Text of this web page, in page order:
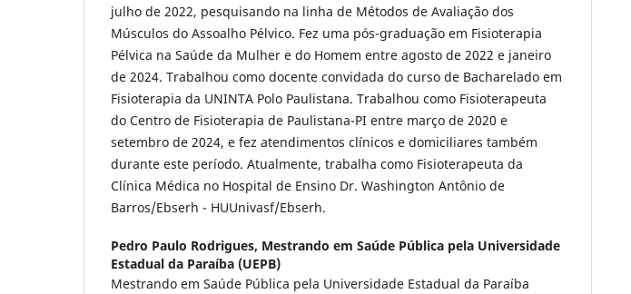
julho de 2022, pesquisando na linha de Métodos de Avaliação dos
Músculos do Assoalho Pélvico. Fez uma pós-graduação em Fisioterapia
Pélvica na Saúde da Mulher e do Homem entre agosto de 2022 e janeiro
de 2024. Trabalhou como docente convidada do curso de Bacharelado em
Fisioterapia da UNINTA Polo Paulistana. Trabalhou como Fisioterapeuta
do Centro de Fisioterapia de Paulistana-PI entre março de 2020 e
setembro de 2024, e fez atendimentos clínicos e domiciliares também
durante este período. Atualmente, trabalha como Fisioterapeuta da
Clínica Médica no Hospital de Ensino Dr. Washington Antônio de
Barros/Ebserh - HUUnivasf/Ebserh.
Pedro Paulo Rodrigues, Mestrando em Saúde Pública pela Universidade
Estadual da Paraíba (UEPB)
Mestrando em Saúde Pública pela Universidade Estadual da Paraíba